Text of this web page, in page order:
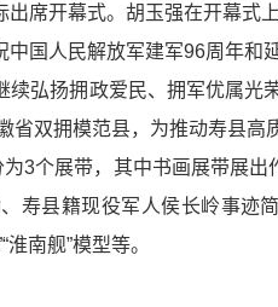
席开幕式。胡玉强在开幕式
国人民解放军建军96周年
弘扬拥政爱民、拥军优属
省双拥模范县，为推动寿县高
3个展带，其中书画展带展
寿县籍现役军人侯长岭事
南舰”模型等。